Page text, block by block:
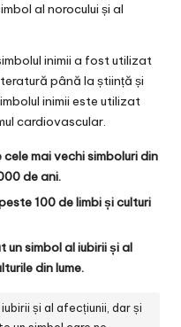
al norocului și al
inimii a fost utilizat
până la știință și
inimii este utilizat
cardiovascular.
cele mai vechi simboluri din
de ani.
100 de limbi și culturi
un simbol al iubirii și al
din lume.
iubirii și al afecțiunii, dar și